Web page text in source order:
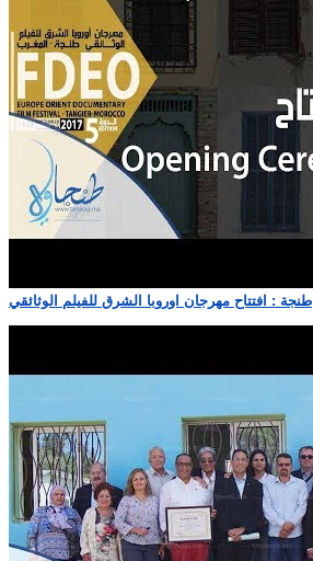
طنجة : افتتاح مهرجان اوروبا الشرق للفيلم الوثائقي